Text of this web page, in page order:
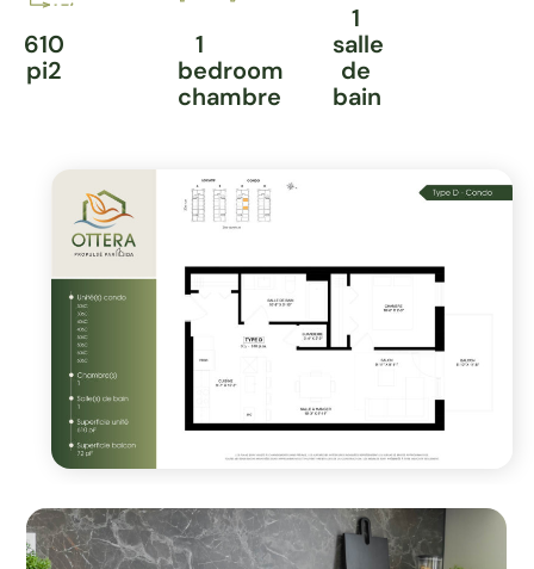
610
pi2
1
bedroom
chambre
1
salle
de
bain